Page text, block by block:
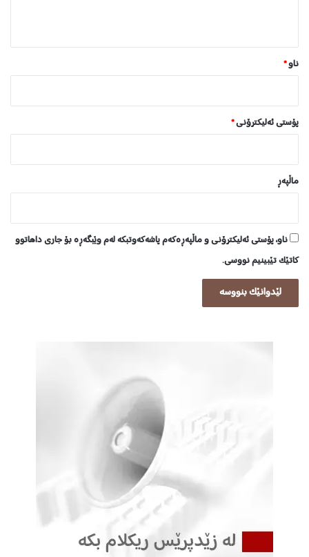
ناو*
پۆستی ئەلیکترۆنی*
ماڵپه‌ڕ
ناو، پۆستی ئەلیکترۆنی و ماڵپەڕەکەم پاشەکەوتبکە لەم وێبگەڕە بۆ جاری داهاتوو
کاتێک تێبینیم نووسی.